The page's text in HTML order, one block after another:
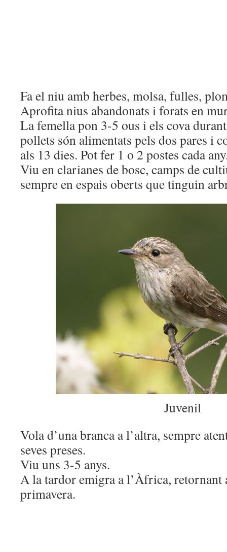
Fa el niu amb herbes, molsa, fulles,
Aprofita nius abandonats i forats en
La femella pon 3-5 ous i els cova
pollets són alimentats pels dos pares i
als 13 dies. Pot fer 1 o 2 postes cada
Viu en clarianes de bosc, camps de
sempre en espais oberts que tinguin
Juvenil
Vola d’una branca a l’altra, sempre
seves preses.
Viu uns 3-5 anys.
A la tardor emigra a l’Àfrica, retornant
primavera.